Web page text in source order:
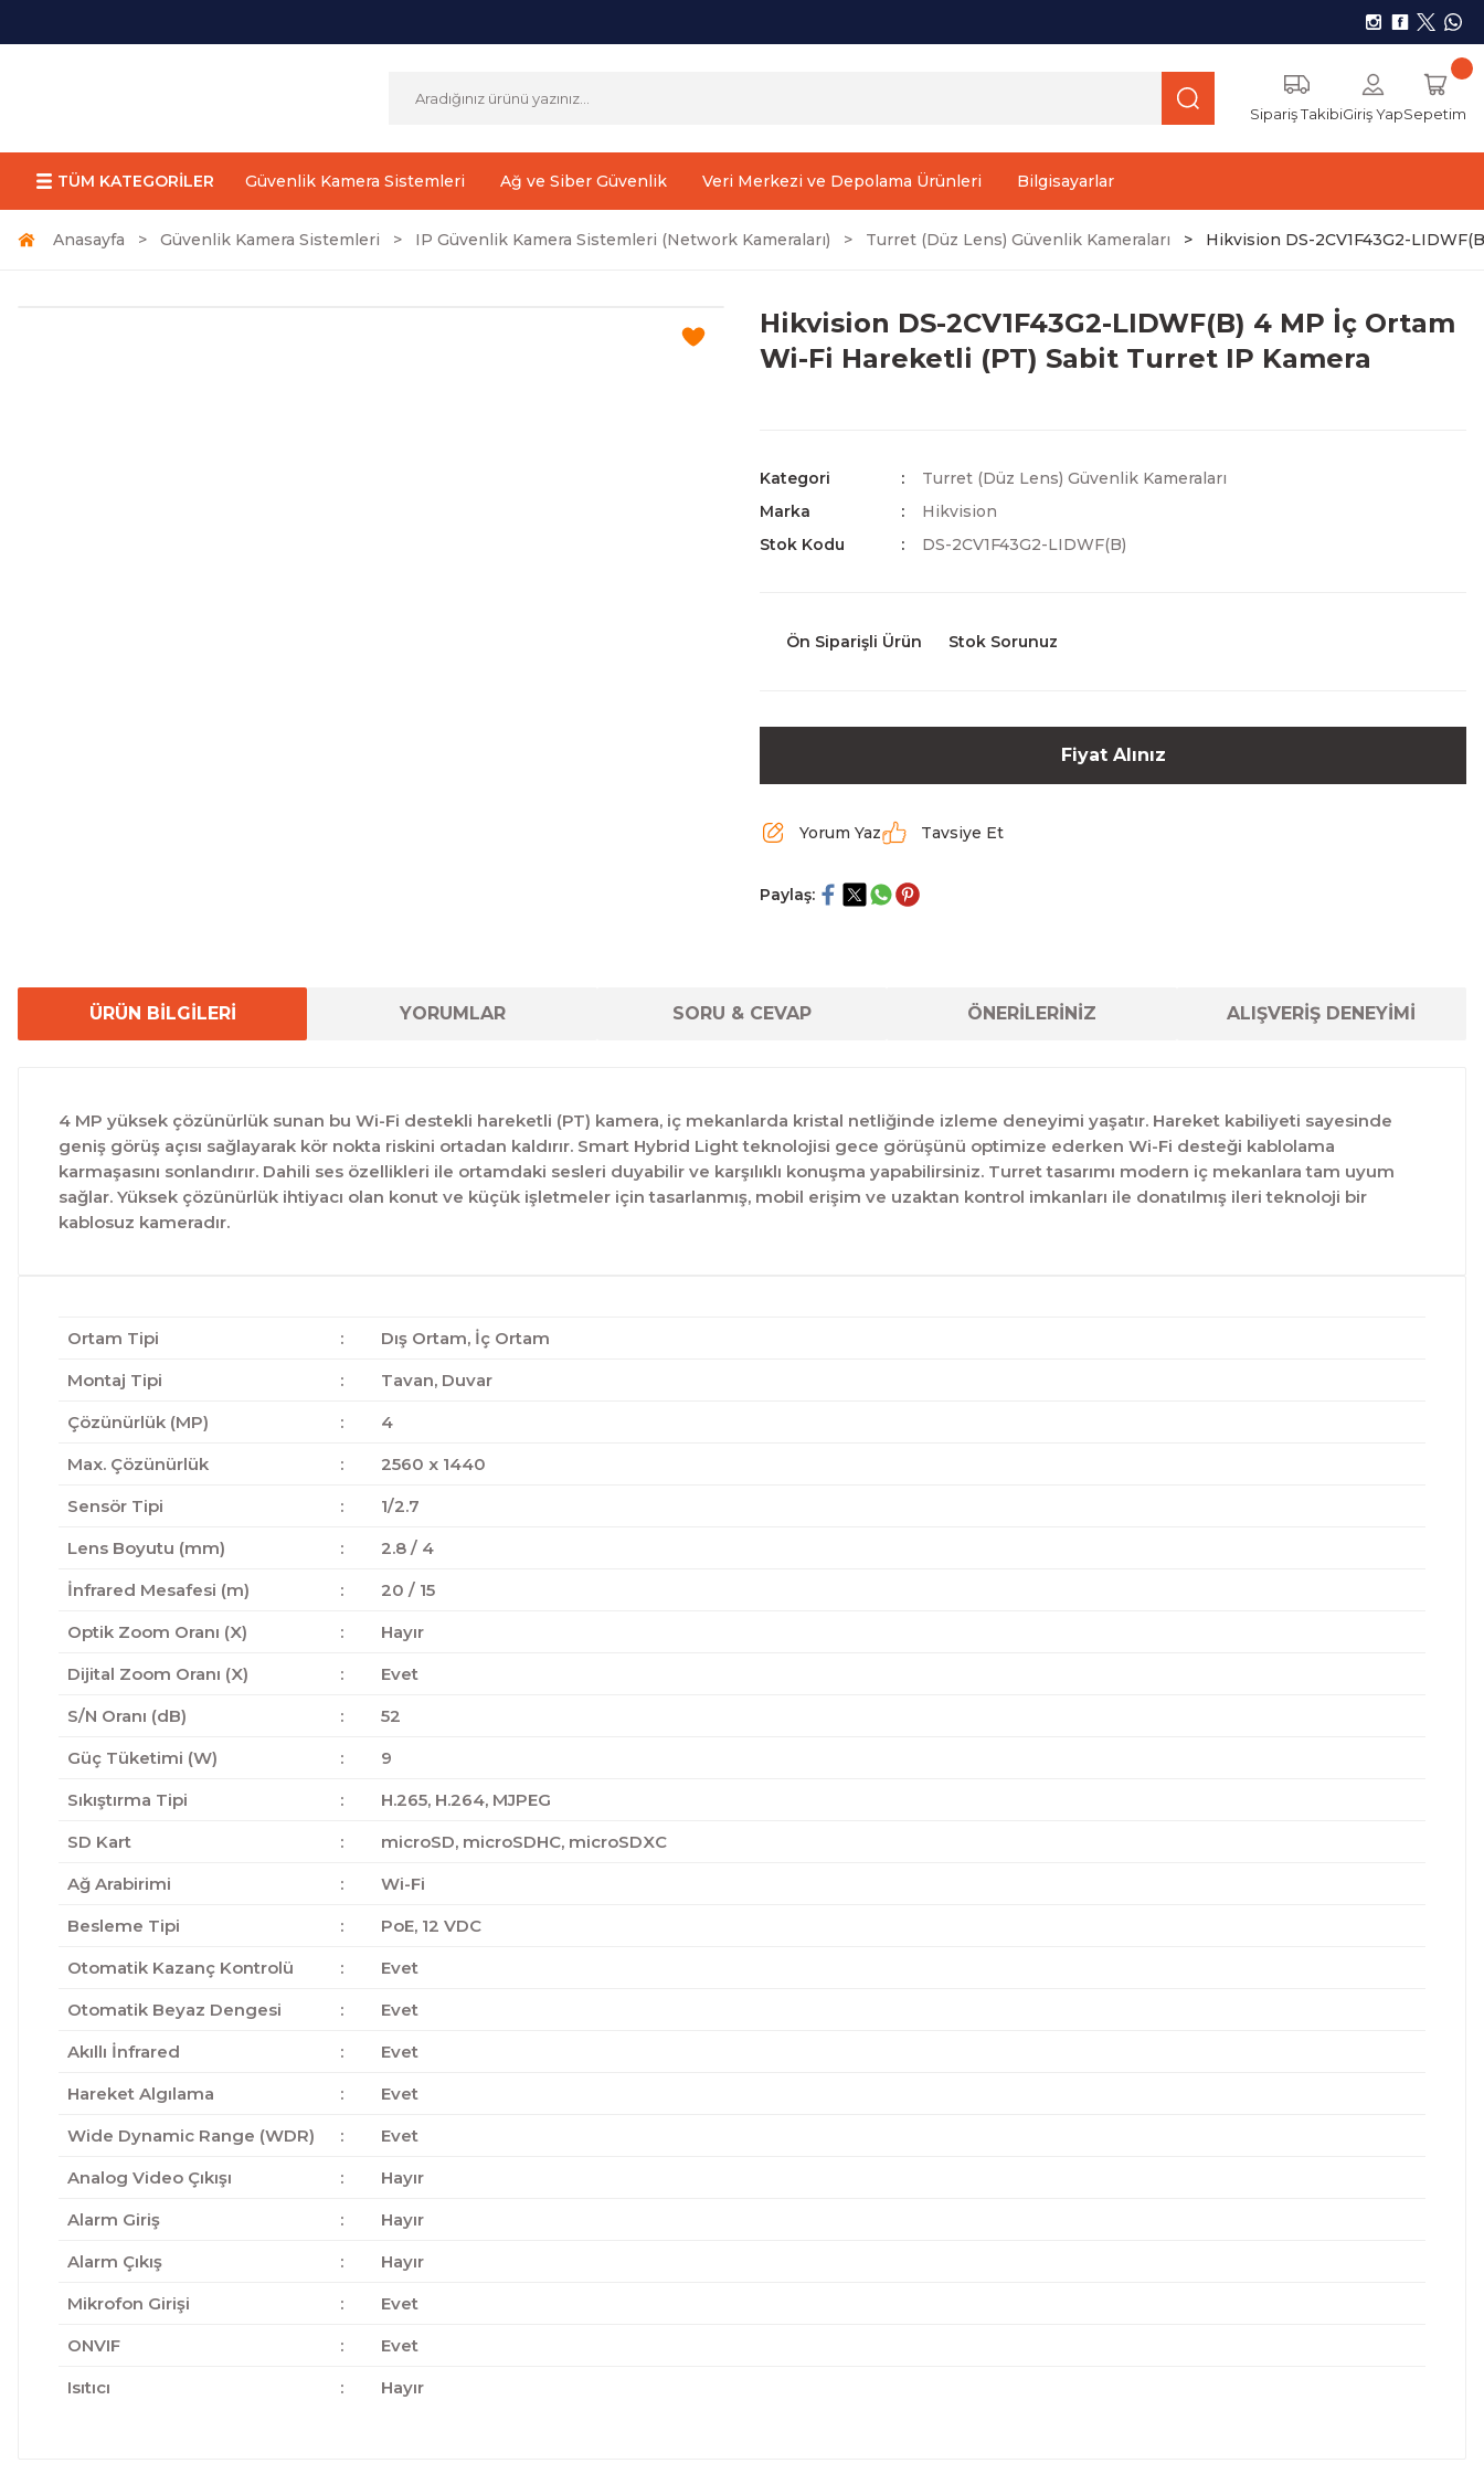
Sipariş TakibiGiriş YapSepetim
TÜM KATEGORİLER Güvenlik Kamera Sistemleri Ağ ve Siber Güvenlik Veri Merkezi ve Depolama Ürünleri Bilgisayarlar
Anasayfa Güvenlik Kamera Sistemleri IP Güvenlik Kamera Sistemleri (Network Kameraları) Turret (Düz Lens) Güvenlik Kameraları Hikvision DS-2CV1F43G2-
Hikvision DS-2CV1F43G2-LIDWF(B) 4 MP İç Ortam
Wi-Fi Hareketli (PT) Sabit Turret IP Kamera
Kategori
Turret (Düz Lens) Güvenlik Kameraları
Marka
Hikvision
Stok Kodu
DS-2CV1F43G2-LIDWF(B)
Ön Siparişli Ürün Stok Sorunuz
Fiyat Alınız
Yorum Yaz Tavsiye Et
Paylaş:
ÜRÜN BİLGİLERİ YORUMLAR SORU & CEVAP ÖNERİLERİNİZ ALIŞVERİŞ DENEYİMİ
4 MP yüksek çözünürlük sunan bu Wi-Fi destekli hareketli (PT) kamera, iç mekanlarda kristal netliğinde izleme deneyimi yaşatır. Hareket kabiliyeti sayesinde
geniş görüş açısı sağlayarak kör nokta riskini ortadan kaldırır. Smart Hybrid Light teknolojisi gece görüşünü optimize ederken Wi-Fi desteği kablolama
karmaşasını sonlandırır. Dahili ses özellikleri ile ortamdaki sesleri duyabilir ve karşılıklı konuşma yapabilirsiniz. Turret tasarımı modern iç mekanlara tam uyum
sağlar. Yüksek çözünürlük ihtiyacı olan konut ve küçük işletmeler için tasarlanmış, mobil erişim ve uzaktan kontrol imkanları ile donatılmış ileri teknoloji bir
kablosuz kameradır.
Ortam Tipi :
Dış Ortam, İç Ortam
Montaj Tipi
:
Tavan, Duvar
Çözünürlük (MP)
:
4
Max. Çözünürlük
:
2560 x 1440
Sensör Tipi
:
1/2.7
Lens Boyutu (mm)
:
2.8 / 4
İnfrared Mesafesi (m)
:
20 / 15
Optik Zoom Oranı (X)
:
Hayır
Dijital Zoom Oranı (X)
:
Evet
S/N Oranı (dB)
:
52
Güç Tüketimi (W)
:
9
Sıkıştırma Tipi
:
H.265, H.264, MJPEG
SD Kart
:
microSD, microSDHC, microSDXC
Ağ Arabirimi
:
Wi-Fi
Besleme Tipi
:
PoE, 12 VDC
Otomatik Kazanç Kontrolü
:
Evet
Otomatik Beyaz Dengesi
:
Evet
Akıllı İnfrared
:
Evet
Hareket Algılama
:
Evet
Wide Dynamic Range (WDR)
:
Evet
Analog Video Çıkışı
:
Hayır
Alarm Giriş
:
Hayır
Alarm Çıkış
:
Hayır
Mikrofon Girişi
:
Evet
ONVIF
:
Evet
Isıtıcı
: Hayır